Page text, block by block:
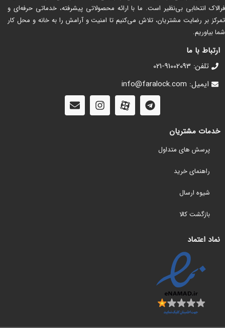
فرالاک انتخابی بی‌نظیر است. ما با ارائه محصولاتی پیشرفته، خدماتی حرفه‌ای و
تمرکز بر رضایت مشتریان، تلاش می‌کنیم تا امنیت و آرامش را به خانه و محل کار
شما بیاوریم.
ارتباط با ما
تلفن: 91002093-021
ایمیل: info@faralock.com
خدمات مشتریان
پرسش های متداول
راهنمای خرید
شیوه ارسال
بازگشت کالا
نماد اعتماد